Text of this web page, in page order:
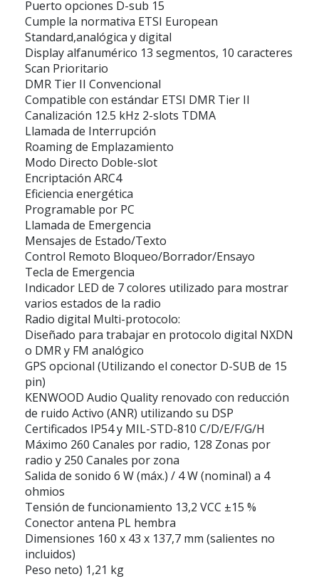
Puerto opciones D-sub 15
Cumple la normativa ETSI European
Standard,analógica y digital
Display alfanumérico 13 segmentos, 10 caracteres
Scan Prioritario
DMR Tier II Convencional
Compatible con estándar ETSI DMR Tier II
Canalización 12.5 kHz 2-slots TDMA
Llamada de Interrupción
Roaming de Emplazamiento
Modo Directo Doble-slot
Encriptación ARC4
Eficiencia energética
Programable por PC
Llamada de Emergencia
Mensajes de Estado/Texto
Control Remoto Bloqueo/Borrador/Ensayo
Tecla de Emergencia
Indicador LED de 7 colores utilizado para mostrar
varios estados de la radio
Radio digital Multi-protocolo:
Diseñado para trabajar en protocolo digital NXDN
o DMR y FM analógico
GPS opcional (Utilizando el conector D-SUB de 15
pin)
KENWOOD Audio Quality renovado con reducción
de ruido Activo (ANR) utilizando su DSP
Certificados IP54 y MIL-STD-810 C/D/E/F/G/H
Máximo 260 Canales por radio, 128 Zonas por
radio y 250 Canales por zona
Salida de sonido 6 W (máx.) / 4 W (nominal) a 4
ohmios
Tensión de funcionamiento 13,2 VCC ±15 %
Conector antena PL hembra
Dimensiones 160 x 43 x 137,7 mm (salientes no
incluidos)
Peso neto) 1,21 kg